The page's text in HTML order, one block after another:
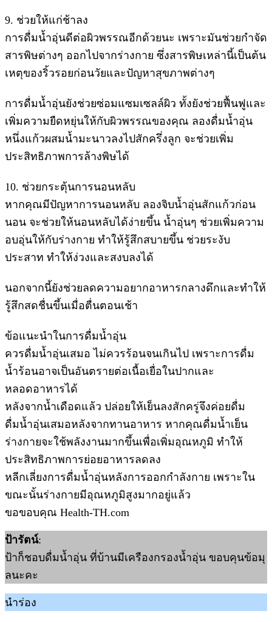
9. ช่วยให้แก่ช้าลง
การดื่มน้ำอุ่นดีต่อผิวพรรณอีกด้วยนะ เพราะมันช่วยกำจัด
สารพิษต่างๆ ออกไปจากร่างกาย ซึ่งสารพิษเหล่านี้เป็นต้น
เหตุของริ้วรอยก่อนวัยและปัญหาสุขภาพต่างๆ
การดื่มน้ำอุ่นยังช่วยซ่อมแซมเซลล์ผิว ทั้งยังช่วยฟื้นฟูและ
เพิ่มความยืดหยุ่นให้กับผิวพรรณของคุณ ลองดื่มน้ำอุ่น
หนึ่งแก้วผสมน้ำมะนาวลงไปสักครึ่งลูก จะช่วยเพิ่ม
ประสิทธิภาพการล้างพิษได้
10. ช่วยกระตุ้นการนอนหลับ
หากคุณมีปัญหาการนอนหลับ ลองจิบน้ำอุ่นสักแก้วก่อน
นอน จะช่วยให้นอนหลับได้ง่ายขึ้น น้ำอุ่นๆ ช่วยเพิ่มความ
อบอุ่นให้กับร่างกาย ทำให้รู้สึกสบายขึ้น ช่วยระงับ
ประสาท ทำให้ง่วงและสงบลงได้
นอกจากนี้ยังช่วยลดความอยากอาหารกลางดึกและทำให้
รู้สึกสดชื่นขึ้นเมื่อตื่นตอนเช้า
ข้อแนะนำในการดื่มน้ำอุ่น
ควรดื่มน้ำอุ่นเสมอ ไม่ควรร้อนจนเกินไป เพราะการดื่ม
น้ำร้อนอาจเป็นอันตรายต่อเนื้อเยื่อในปากและ
หลอดอาหารได้
หลังจากน้ำเดือดแล้ว ปล่อยให้เย็นลงสักครู่จึงค่อยดื่ม
ดื่มน้ำอุ่นเสมอหลังจากทานอาหาร หากคุณดื่มน้ำเย็น
ร่างกายจะใช้พลังงานมากขึ้นเพื่อเพิ่มอุณหภูมิ ทำให้
ประสิทธิภาพการย่อยอาหารลดลง
หลีกเลี่ยงการดื่มน้ำอุ่นหลังการออกกำลังกาย เพราะใน
ขณะนั้นร่างกายมีอุณหภูมิสูงมากอยู่แล้ว
ขอขอบคุณ Health-TH.com
ป้ารัตน์:
ป้าก็ชอบดื่มน้ำอุ่น ที่บ้านมีเครืองกรองน้ำอุ่น ขอบคุนข้อมุ
ลนะคะ
นำร่อง